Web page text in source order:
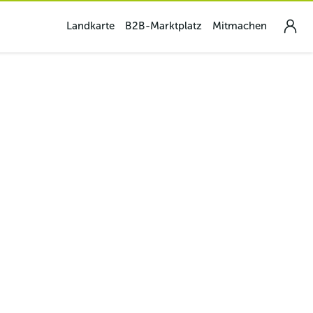
Landkarte B2B-Marktplatz Mitmachen